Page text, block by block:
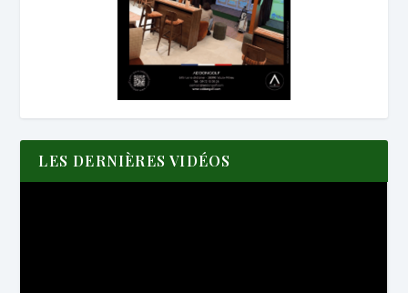
LES DERNIÈRES VIDÉOS